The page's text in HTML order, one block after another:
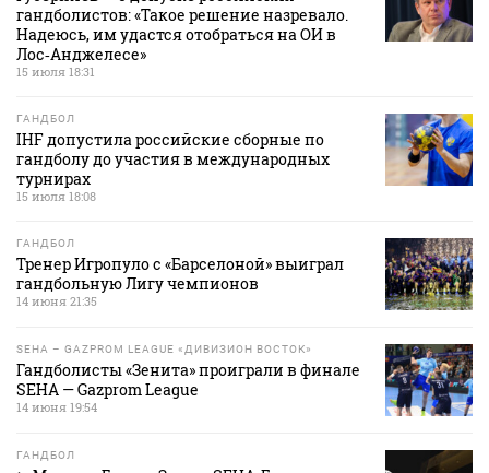
гандболистов: «Такое решение назревало.
Надеюсь, им удастся отобраться на ОИ в
Лос‑Анджелесе»
15 июля 18:31
ГАНДБОЛ
IHF допустила российские сборные по
гандболу до участия в международных
турнирах
15 июля 18:08
ГАНДБОЛ
Тренер Игропуло с «Барселоной» выиграл
гандбольную Лигу чемпионов
14 июня 21:35
SEHA – GAZPROM LEAGUE «ДИВИЗИОН ВОСТОК»
Гандболисты «Зенита» проиграли в финале
SEHA — Gazprom League
14 июня 19:54
ГАНДБОЛ